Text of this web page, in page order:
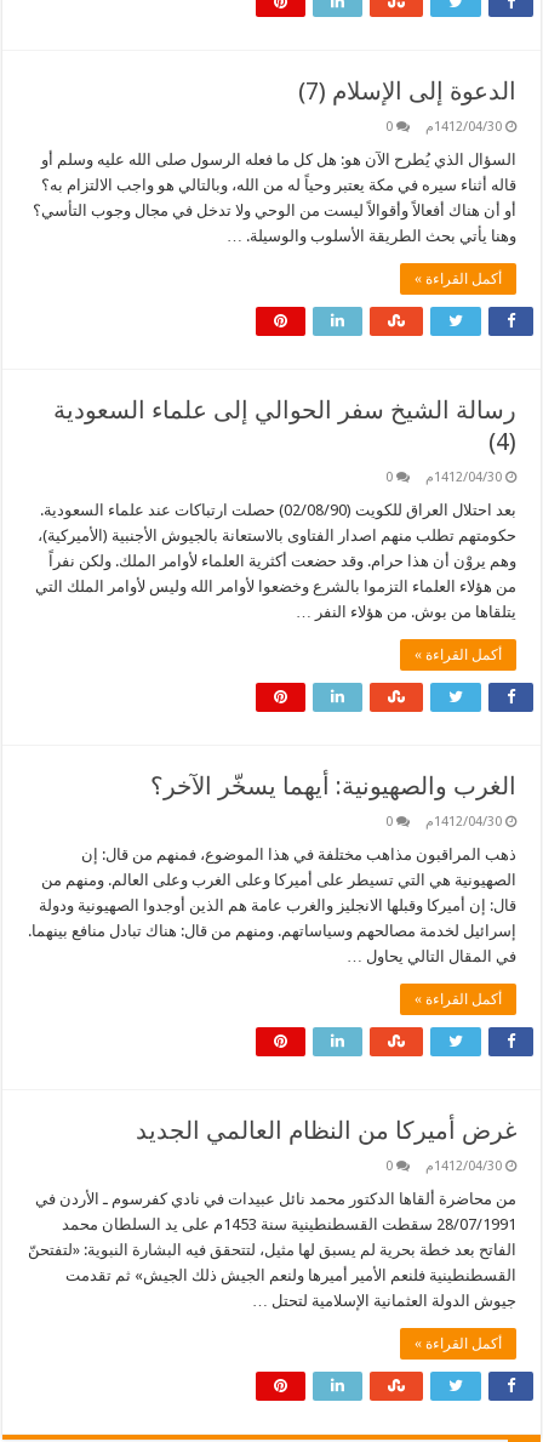
الدعوة إلى الإسلام (7)
1412/04/30م 0
السؤال الذي يُطرح الآن هو: هل كل ما فعله الرسول صلى الله عليه وسلم أو
قاله أثناء سيره في مكة يعتبر وحياً له من الله، وبالتالي هو واجب الالتزام به؟
أو أن هناك أفعالاً وأقوالاً ليست من الوحي ولا تدخل في مجال وجوب التأسي؟
وهنا يأتي بحث الطريقة الأسلوب والوسيلة. …
أكمل القراءة »
رسالة الشيخ سفر الحوالي إلى علماء السعودية
(4)
1412/04/30م 0
بعد احتلال العراق للكويت (02/08/90) حصلت ارتباكات عند علماء السعودية.
حكومتهم تطلب منهم اصدار الفتاوى بالاستعانة بالجيوش الأجنبية (الأميركية)،
وهم يروْن أن هذا حرام. وقد حضعت أكثرية العلماء لأوامر الملك. ولكن نفراً
من هؤلاء العلماء التزموا بالشرع وخضعوا لأوامر الله وليس لأوامر الملك التي
يتلقاها من بوش. من هؤلاء النفر …
أكمل القراءة »
الغرب والصهيونية: أيهما يسخّر الآخر؟
1412/04/30م 0
ذهب المراقبون مذاهب مختلفة في هذا الموضوع، فمنهم من قال: إن
الصهيونية هي التي تسيطر على أميركا وعلى الغرب وعلى العالم. ومنهم من
قال: إن أميركا وقبلها الانجليز والغرب عامة هم الذين أوجدوا الصهيونية ودولة
إسرائيل لخدمة مصالحهم وسياساتهم. ومنهم من قال: هناك تبادل منافع بينهما.
في المقال التالي يحاول …
أكمل القراءة »
غرض أميركا من النظام العالمي الجديد
1412/04/30م 0
من محاضرة ألقاها الدكتور محمد نائل عبيدات في نادي كفرسوم ـ الأردن في
28/07/1991 سقطت القسطنطينية سنة 1453م على يد السلطان محمد
الفاتح بعد خطة بحرية لم يسبق لها مثيل، لتتحقق فيه البشارة النبوية: «لتفتحنّ
القسطنطينية فلنعم الأمير أميرها ولنعم الجيش ذلك الجيش» ثم تقدمت
جيوش الدولة العثمانية الإسلامية لتحتل …
أكمل القراءة »